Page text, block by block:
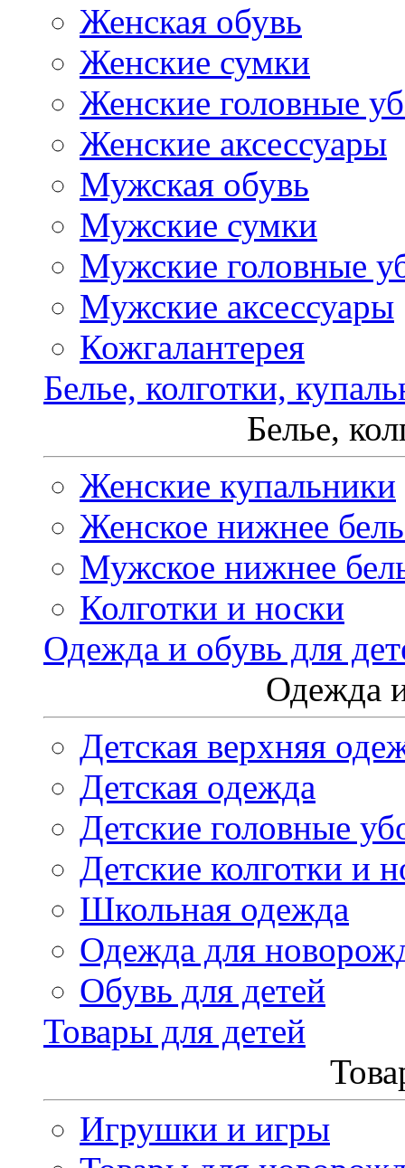
Женская обувь
Женские сумки
Женские головные
Женские аксессуары
Мужская обувь
Мужские сумки
Мужские головные
Мужские аксессуары
Кожгалантерея
Белье, колготки,
Белье,
Женские купальники
Женское нижнее
Мужское нижнее
Колготки и носки
Одежда и обувь для
Одежда
Детская верхняя
Детская одежда
Детские головные
Детские колготки и
Школьная одежда
Одежда для
Обувь для детей
Товары для детей
Игрушки и игры